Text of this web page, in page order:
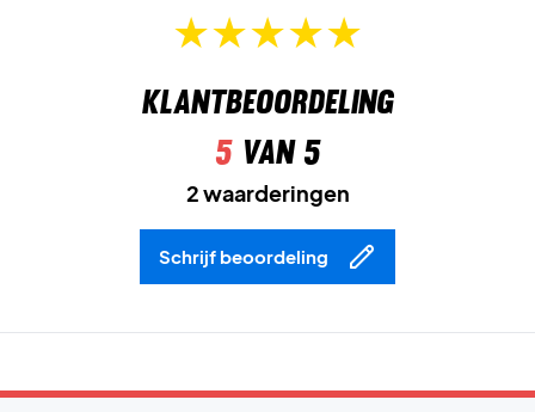
Klantbeoordeling
5van 5
2 waarderingen
Schrijf beoordeling